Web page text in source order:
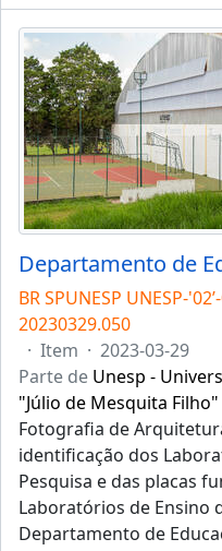
BR SPUNESP UNESP-
20230329.050
· Item · 2023-03-29
Parte de Unesp -
"Júlio de Mesquita Filho"
Fotografia de
identificação dos
Pesquisa e das placas
Laboratórios de Ensino
Departamento de